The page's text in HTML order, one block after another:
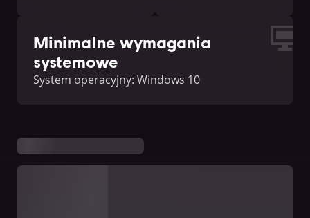
Minimalne wymagania
systemowe
System operacyjny: Windows 10